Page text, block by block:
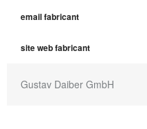
email fabricant
site web fabricant
Gustav Daiber GmbH